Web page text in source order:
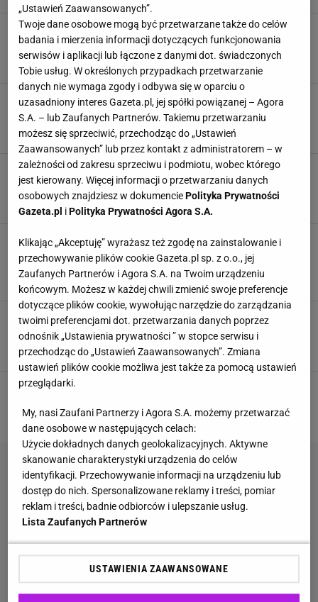
Ta branża rozdaje teraz karty. Zarabiają 3
tysiące więcej niż rok temu
GÓRNICTWO PIENIĄDZE PRACA RYNEK PRACY
Płacą 18 tysięcy za miesiąc. Praca od zaraz.
Szukają Polaków
DANIA PIENIĄDZE PRACA RYNEK PRACY
11,8 tysiąca złotych za miesiąc pracy.
Imponująca podwyżka minimalnej
PIENIĄDZE PODWYŻKI PRACA PŁACA MINIMALNA
1,8 tys. złotych miesięcznie od ZUS dla
aktywnych zawodowo. Dochód nie ma
znaczenia
PIENIĄDZE PRACA RYNEK PRACY ZUS
Warszawa szuka kontrolerów biletów. Padły
stawki. 20-procentowy dodatek i 13. pensja
BILETY KOMUNIKACJA MIEJSKA PIENIĄDZE PRACA
NASTĘPNA
„Ustawień Zaawansowanych”.
Twoje dane osobowe mogą być przetwarzane także do celów
badania i mierzenia informacji dotyczących funkcjonowania
serwisów i aplikacji lub łączone z danymi dot. świadczonych
Tobie usług. W określonych przypadkach przetwarzanie
danych nie wymaga zgody i odbywa się w oparciu o
uzasadniony interes Gazeta.pl, jej spółki powiązanej – Agora
S.A. – lub Zaufanych Partnerów. Takiemu przetwarzaniu
możesz się sprzeciwić, przechodząc do „Ustawień
Zaawansowanych” lub przez kontakt z administratorem – w
zależności od zakresu sprzeciwu i podmiotu, wobec którego
jest kierowany. Więcej informacji o przetwarzaniu danych
osobowych znajdziesz w dokumenciePolityka Prywatności
Gazeta.pl iPolityka Prywatności Agora S.A.
Klikając „Akceptuję” wyrażasz też zgodę na zainstalowanie i
przechowywanie plików cookie Gazeta.pl sp. z o.o., jej
Zaufanych Partnerów i Agora S.A. na Twoim urządzeniu
końcowym. Możesz w każdej chwili zmienić swoje preferencje
dotyczące plików cookie, wywołując narzędzie do zarządzania
twoimi preferencjami dot. przetwarzania danych poprzez
odnośnik „Ustawienia prywatności ” w stopce serwisu i
przechodząc do „Ustawień Zaawansowanych”. Zmiana
ustawień plików cookie możliwa jest także za pomocą ustawień
przeglądarki.
My, nasi Zaufani Partnerzy i Agora S.A. możemy przetwarzać
dane osobowe w następujących celach:
Użycie dokładnych danych geolokalizacyjnych. Aktywne
skanowanie charakterystyki urządzenia do celów
identyfikacji. Przechowywanie informacji na urządzeniu lub
dostęp do nich. Spersonalizowane reklamy i treści, pomiar
reklam i treści, badnie odbiorców i ulepszanie usług.
Lista Zaufanych Partnerów
USTAWIENIA ZAAWANSOWANE